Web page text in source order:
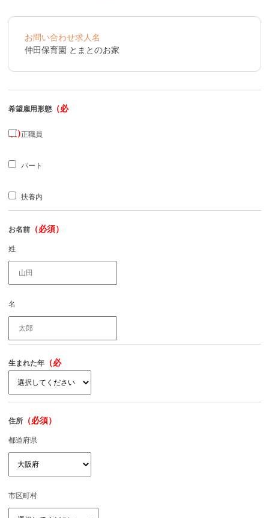
お問い合わせ求人名
仲田保育園 とまとのお家
希望雇用形態（必
須）正職員
パート
扶養内
お名前（必須）
姓
名
生まれた年（必
須）
住所（必須）
都道府県
市区町村